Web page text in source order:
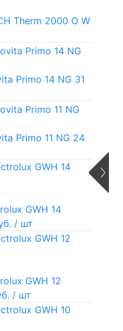
Therm 2000 O W
Primo 14 NG 31
Primo 11 NG 24
GWH 14
/ шт
GWH 12
/ шт